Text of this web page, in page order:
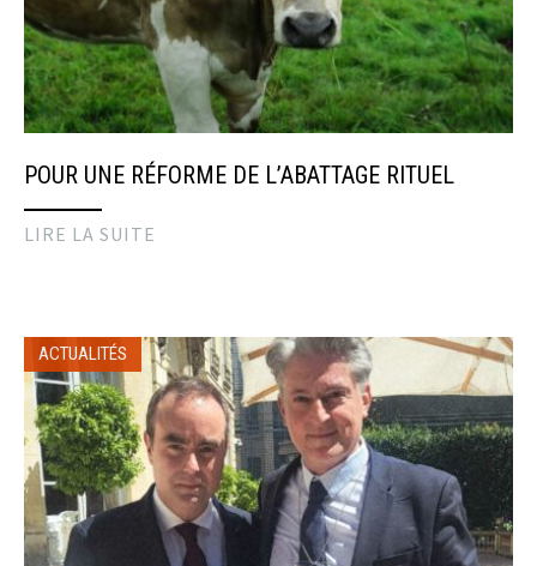
POUR UNE RÉFORME DE L’ABATTAGE RITUEL
LIRE LA SUITE
ACTUALITÉS